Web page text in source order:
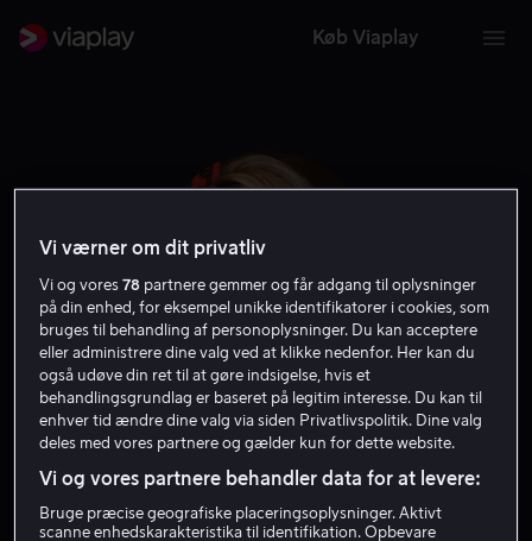
Køb Viaplay
Brit Marling
Skuespiller
Vi værner om dit privatliv
Vi og vores78 partnere gemmer og får adgang til oplysninger
på din enhed, for eksempel unikke identifikatorer i cookies, som
bruges til behandling af personoplysninger. Du kan acceptere
eller administrere dine valg ved at klikke nedenfor. Her kan du
også udøve din ret til at gøre indsigelse, hvis et
behandlingsgrundlag er baseret på legitim interesse. Du kan til
enhver tid ændre dine valg via siden Privatlivspolitik. Dine valg
deles med vores partnere og gælder kun for dette website.
Vi og vores partnere behandler data for at levere:
Bruge præcise geografiske placeringsoplysninger. Aktivt
scanne enhedskarakteristika til identifikation. Opbevare